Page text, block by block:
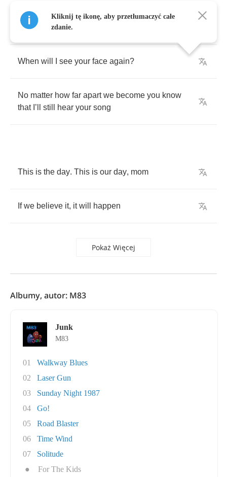
Where are you
When will see your face again?
No matter how far apart we become you know
that ’ still hear your song
This is the day. This is our day, mom
If we believe it, it will happen
Pokaż Więcej
Kliknij tę ikonę, aby przetłumaczyć całe
zdanie.
Albumy, autor: M83
Junk
M83
01
Walkway Blues
02
Laser Gun
03
Sunday Night 1987
04
Go!
05
Road Blaster
06
Time Wind
07
Solitude
●
For The Kids